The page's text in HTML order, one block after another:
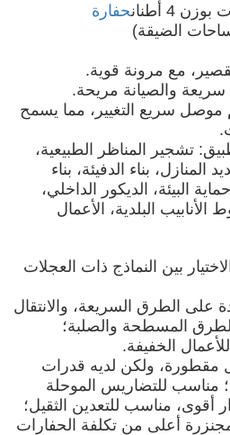
حفارة
الضيقة)
سريع التغيير، مما يسمح
تشجير المناظر الطبيعية،
المنازل، بناء الدفيئة، بناء
البيئة، الديكور الداخلي،
البلدية، الأعمال
بين النماذج ذات العجلات
على الطرق السريعة، والانتقال
المسطحة والصلبة؛
الخفيفة.
مقطورة، ولكن لديه قدرات
مناسب للتضاريس الموحلة
أقوى، مناسب للتعدين الثقيل؛
أعلى من تكلفة الحفارات